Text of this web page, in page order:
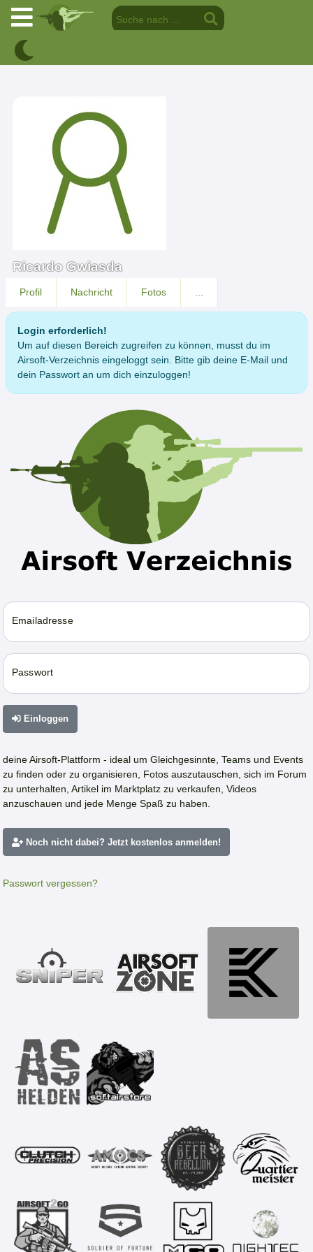
Ricardo Gwiasda
Profil Nachricht Fotos
Login erforderlich!
Um auf diesen Bereich zugreifen zu können, musst du im
Airsoft-Verzeichnis eingeloggt sein. Bitte gib deine E-Mail und
dein Passwort an um dich einzuloggen!
Emailadresse
Passwort
Einloggen
deine Airsoft-Plattform - ideal um Gleichgesinnte, Teams und Events
zu finden oder zu organisieren, Fotos auszutauschen, sich im Forum
zu unterhalten, Artikel im Marktplatz zu verkaufen, Videos
anzuschauen und jede Menge Spaß zu haben.
Noch nicht dabei? Jetzt kostenlos anmelden!
Passwort vergessen?